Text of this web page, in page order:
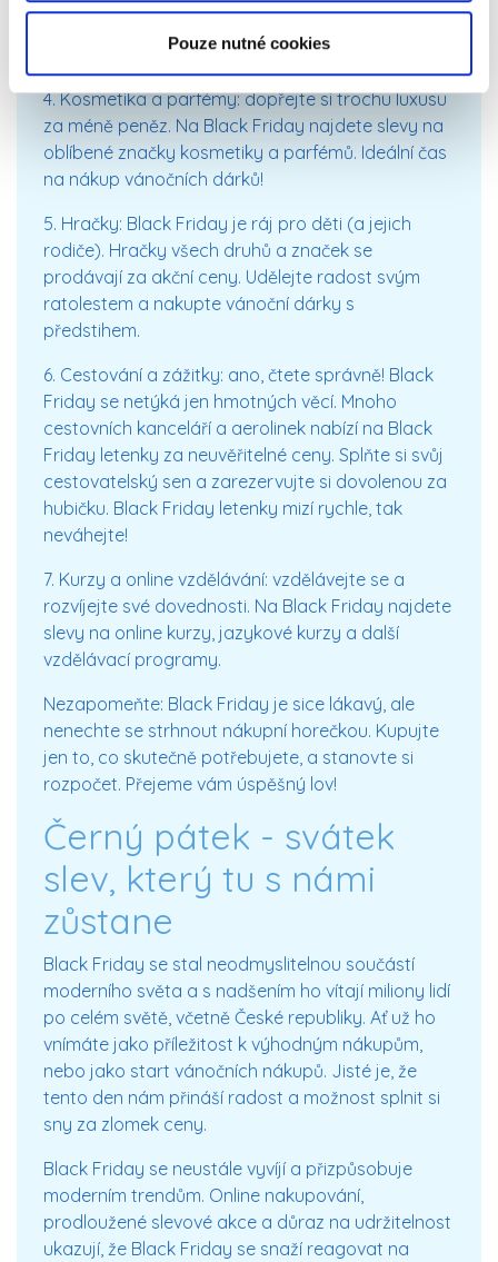
Pouze nutné cookies
4. Kosmetika a parfémy:dopřejte si trochu luxusu
za méně peněz. Na Black Friday najdete slevy na
oblíbené značky kosmetiky a parfémů. Ideální čas
na nákup vánočních dárků!
5. Hračky: Black Friday je ráj pro děti (a jejich
rodiče). Hračky všech druhů a značek se
prodávají za akční ceny. Udělejte radost svým
ratolestem a nakupte vánoční dárky s
předstihem.
6. Cestování a zážitky: ano, čtete správně! Black
Friday se netýká jen hmotných věcí. Mnoho
cestovních kanceláří a aerolinek nabízí na Black
Friday letenky za neuvěřitelné ceny. Splňte si svůj
cestovatelský sen a zarezervujte si dovolenou za
hubičku. Black Friday letenky mizí rychle, tak
neváhejte!
7. Kurzy a online vzdělávání: vzdělávejte se a
rozvíjejte své dovednosti. Na Black Friday najdete
slevy na online kurzy, jazykové kurzy a další
vzdělávací programy.
Nezapomeňte: Black Friday je sice lákavý, ale
nenechte se strhnout nákupní horečkou. Kupujte
jen to, co skutečně potřebujete, a stanovte si
rozpočet. Přejeme vám úspěšný lov!
Černý pátek​ - svátek
slev, který tu s námi
zůstane
Black Friday se stal neodmyslitelnou součástí
moderního světa a s nadšením ho vítají miliony lidí
po celém světě, včetně České republiky. Ať už ho
vnímáte jako příležitost k výhodným nákupům,
nebo jako start vánočních nákupů. Jisté je, že
tento den nám přináší radost a možnost splnit si
sny za zlomek ceny.
Black Friday se neustále vyvíjí a přizpůsobuje
moderním trendům. Online nakupování,
prodloužené slevové akce a důraz na udržitelnost
ukazují, že Black Friday se snaží reagovat na